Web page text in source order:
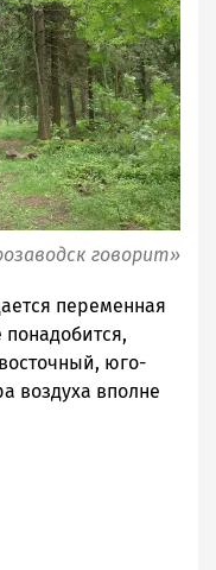
говорит»
переменная
понадобится,
юго-
воздуха вполне